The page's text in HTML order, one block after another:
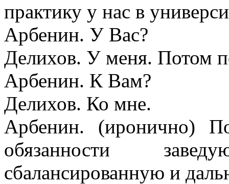
практику у нас в
Арбенин. У Вас?
Делихов. У меня. Потом
Арбенин. К Вам?
Делихов. Ко мне.
Арбенин. (иронично)
обязанности
сбалансированную и